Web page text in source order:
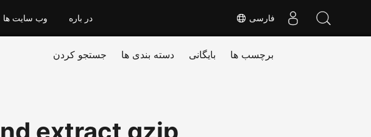
فارسی وب سایت ها در باره
جستجو کردن دسته بندی ها بایگانی برچسب ها